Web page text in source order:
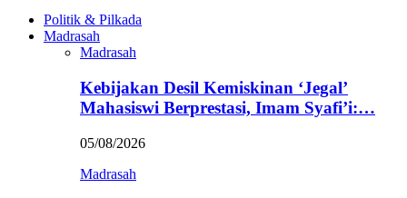
Politik & Pilkada
Madrasah
Madrasah
Kebijakan Desil Kemiskinan ‘Jegal’
Mahasiswi Berprestasi, Imam Syafi’i:…
05/08/2026
Madrasah